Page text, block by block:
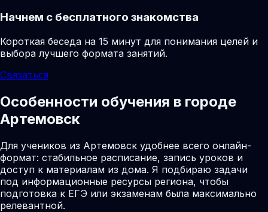
Начнем с бесплатного знакомства
Короткая беседа на 15 минут для понимания целей и
выбора лучшего формата занятий.
Связаться
Особенности обучения в городе
Артемовск
Для учеников из Артемовск удобнее всего онлайн-
формат: стабильное расписание, запись уроков и
доступ к материалам из дома. Я подбираю задачи
под информационные ресурсы региона, чтобы
подготовка к ЕГЭ или экзаменам была максимально
релевантной.